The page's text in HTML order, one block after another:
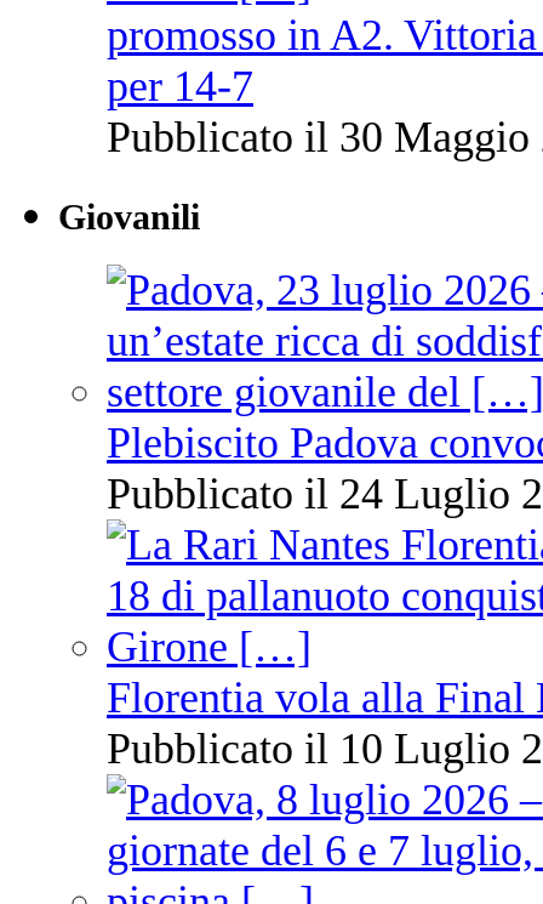
promosso in A2.
per 14-7
Pubblicato il 30 Maggio
Giovanili
Plebiscito Padova
Pubblicato il 24 Luglio
Florentia vola alla Final
Pubblicato il 10 Luglio